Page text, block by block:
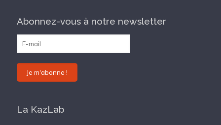
Abonnez-vous à notre newsletter
La KazLab